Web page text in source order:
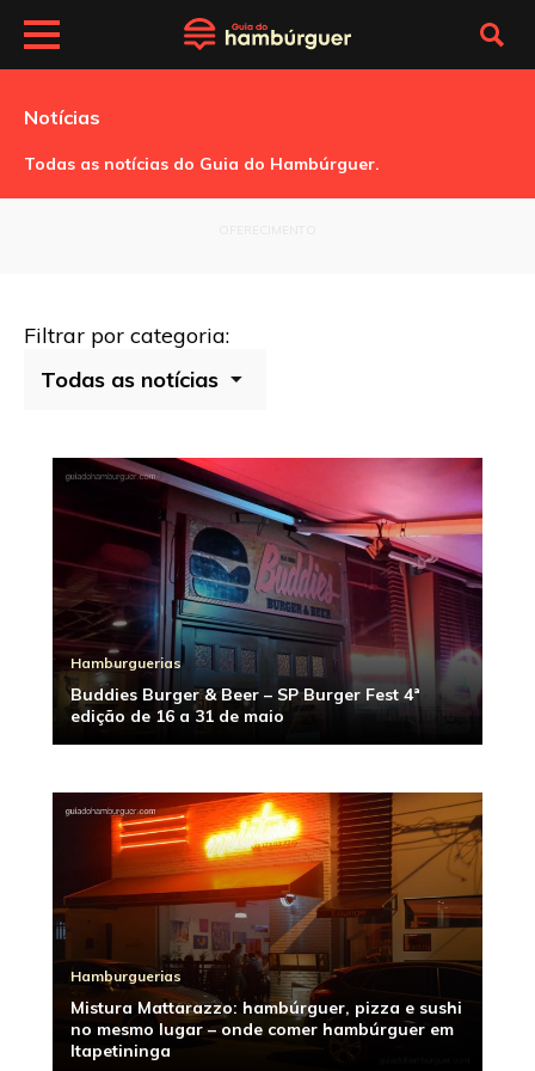
Notícias
Todas as notícias do Guia do Hambúrguer.
Filtrar por categoria:
Hamburguerias
Buddies Burger & Beer – SP Burger Fest 4ª
edição de 16 a 31 de maio
Hamburguerias
Mistura Mattarazzo: hambúrguer, pizza e sushi
no mesmo lugar – onde comer hambúrguer em
Itapetininga